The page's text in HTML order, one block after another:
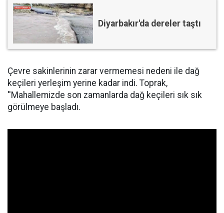
Diyarbakır'da dereler taştı
Çevre sakinlerinin zarar vermemesi nedeni ile dağ
keçileri yerleşim yerine kadar indi. Toprak,
''Mahallemizde son zamanlarda dağ keçileri sık sık
görülmeye başladı.